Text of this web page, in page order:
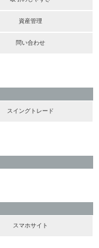
資産管理
問い合わせ
スイングトレード
スマホサイト